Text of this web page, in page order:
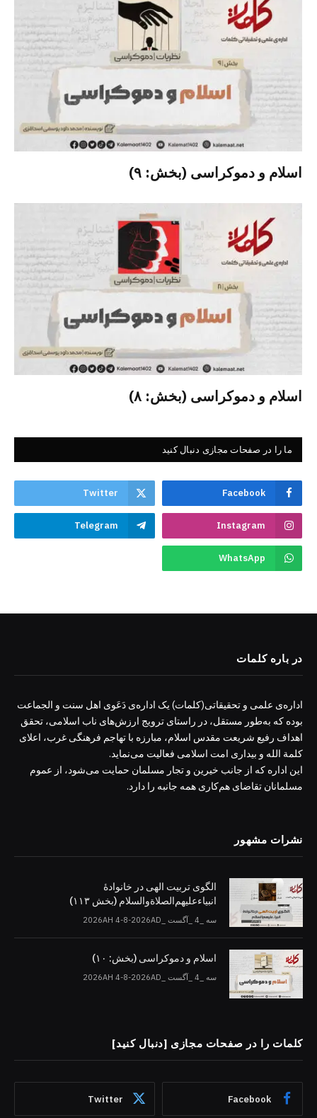
اسلام و دموکراسی (بخش: ۹)
اسلام و دموکراسی (بخش: ۸)
ما را در صفحات مجازی دنبال کنید
Facebook
Twitter
Instagram
Telegram
WhatsApp
در باره کلمات
اداره‌ی علمی و تحقیقاتی(کلمات) یک اداره‌ی دَعَوی اهل سنت و الجماعت
بوده که به‌طور مستقل، در راستای ترویج ارزش‌های ناب اسلامی، تحقق
اهداف رفیع شریعت مقدس اسلام، مبارزه با تهاجم فرهنگی غرب، اعلای
کلمة الله و بیداری امت اسلامی فعالیت می‌نماید.
این اداره که از جانب خیرین و تجار مسلمان حمایت می‌شود، از عموم
مسلمانان تقاضای هم‌کاری همه جانبه را دارد.
نشرات مشهور
الگوی تربیت الهی در خانوادۀ
انبیاءعلیهم‌الصلاةو‌السلام (بخش ۱۱۳)
سه _4 _آگست _2026AH 4-8-2026AD
اسلام و دموکراسی (بخش: ۱۰)
سه _4 _آگست _2026AH 4-8-2026AD
کلمات را در صفحات مجازی [دنبال کنید]
Facebook
Twitter